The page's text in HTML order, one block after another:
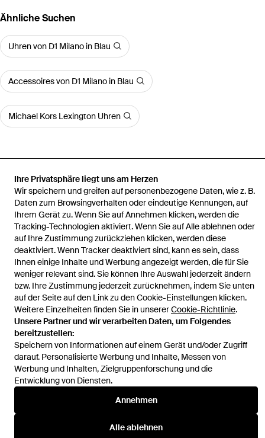
Ihre Privatsphäre liegt uns am Herzen
Wir speichern und greifen auf personenbezogene Daten, wie z. B.
Daten zum Browsingverhalten oder eindeutige Kennungen, auf
Ihrem Gerät zu. Wenn Sie auf Annehmen klicken, werden die
Tracking-Technologien aktiviert. Wenn Sie auf Alle ablehnen oder
auf Ihre Zustimmung zurückziehen klicken, werden diese
deaktiviert. Wenn Tracker deaktiviert sind, kann es sein, dass
Ihnen einige Inhalte und Werbung angezeigt werden, die für Sie
weniger relevant sind. Sie können Ihre Auswahl jederzeit ändern
bzw. Ihre Zustimmung jederzeit zurücknehmen, indem Sie unten
auf der Seite auf den Link zu den Cookie-Einstellungen klicken.
Weitere Einzelheiten finden Sie in unsererCookie-Richtlinie.
Unsere Partner und wir verarbeiten Daten, um Folgendes
bereitzustellen:
Speichern von Informationen auf einem Gerät und/oder Zugriff
darauf. Personalisierte Werbung und Inhalte, Messen von
Werbung und Inhalten, Zielgruppenforschung und die
Entwicklung von Diensten.
Annehmen
Alle ablehnen
Ähnliche Suchen
Uhren von D1 Milano in Blau
Accessoires von D1 Milano in Blau
Michael Kors Lexington Uhren
Startseite Damen Uhren D1 Milano Uhren
Ultra Thin Midnight 40
Mm Uhr
Hilfe und Informationen